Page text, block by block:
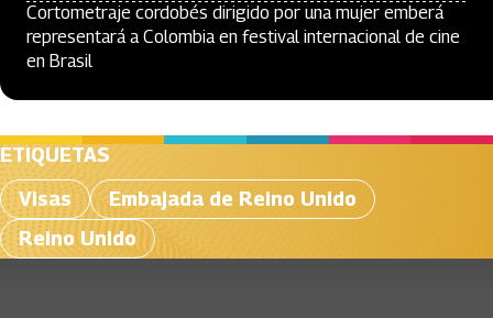
Cortometraje cordobés dirigido por una mujer emberá
representará a Colombia en festival internacional de cine
en Brasil
ETIQUETAS
Visas
Embajada de Reino Unido
Reino Unido